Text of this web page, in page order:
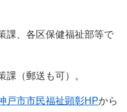
課、各区保健福祉部等で
（郵送も可）。
戸市市民福祉顕彰HPから